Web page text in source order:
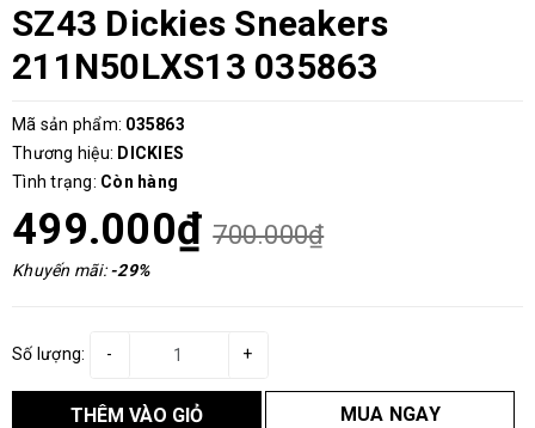
SZ43 Dickies Sneakers
211N50LXS13 035863
Mã sản phẩm: 035863
Thương hiệu: DICKIES
Tình trạng: Còn hàng
499.000₫ 700.000₫
Khuyến mãi:-29%
Số lượng: +
-
THÊM VÀO GIỎ MUA NGAY